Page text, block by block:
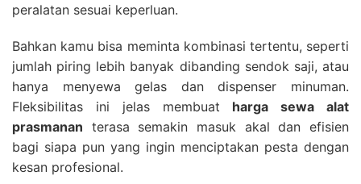
peralatan sesuai keperluan.
Bahkan kamu bisa meminta kombinasi tertentu, seperti
jumlah piring lebih banyak dibanding sendok saji, atau
hanya menyewa gelas dan dispenser minuman.
Fleksibilitas ini jelas membuat harga sewa alat
prasmanan terasa semakin masuk akal dan efisien
bagi siapa pun yang ingin menciptakan pesta dengan
kesan profesional.